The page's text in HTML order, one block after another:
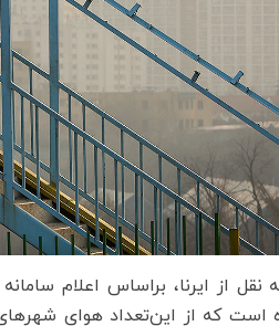
است که از این‌تعداد هوای